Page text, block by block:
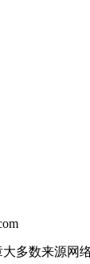
多数来源网